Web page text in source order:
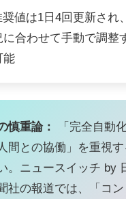
奨値は1日4回更新され
に合わせて手動で調整
能
慎重論：
「完全自動
間との協働」を重視
。ニュースイッチ by
社の報道では、「コ